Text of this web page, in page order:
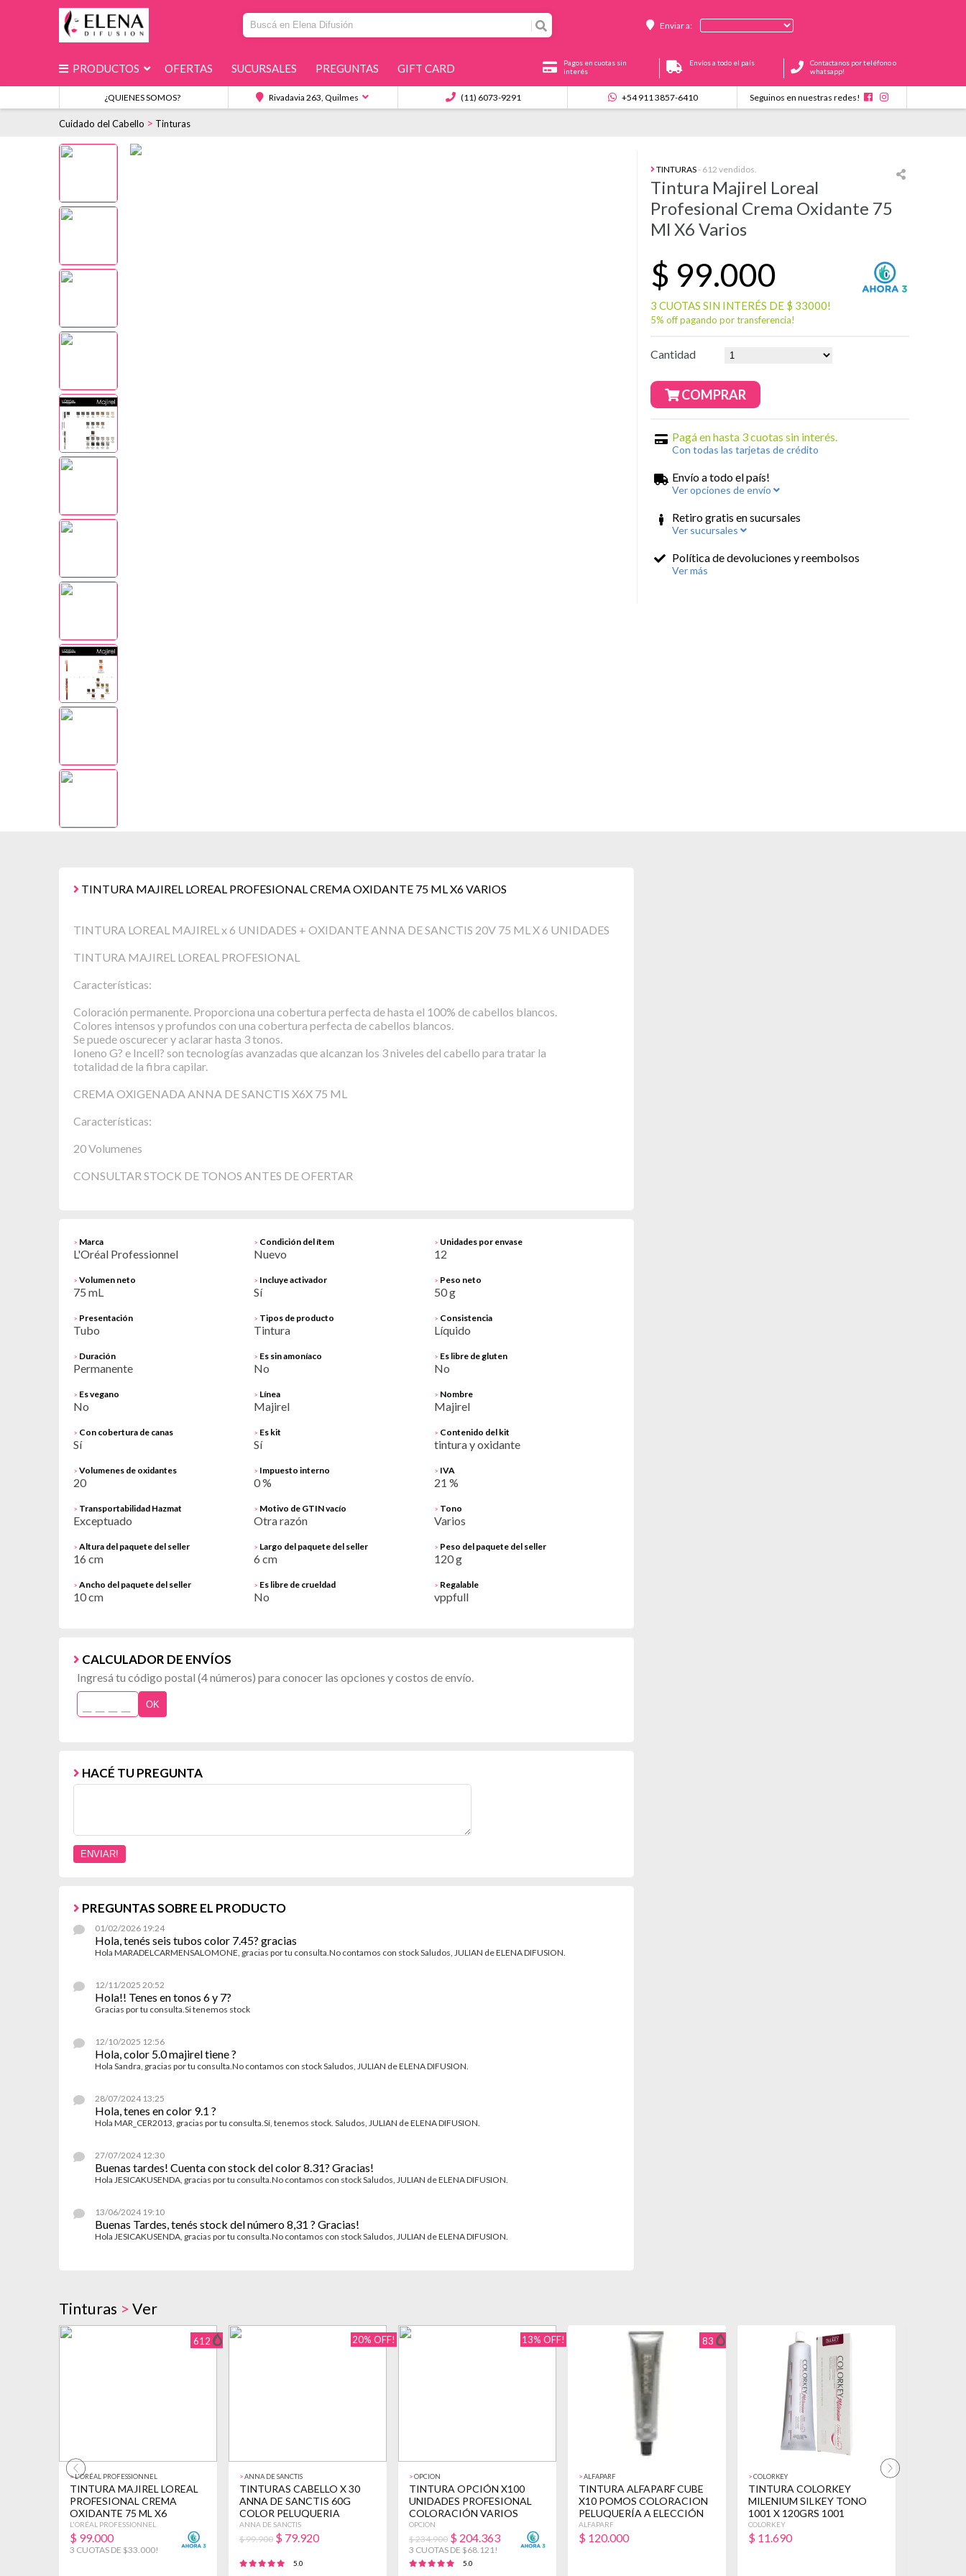
Enviar a:
PRODUCTOS OFERTAS SUCURSALES PREGUNTAS GIFT CARD
Pagos en cuotas sin
interés
Envíos a todo el país
Contactanos por teléfono o
whatsapp!
¿QUIENES SOMOS? Rivadavia 263, Quilmes (11) 6073-9291 +54 911 3857-6410 Seguinos en nuestras redes!
Cuidado del Cabello > Tinturas
TINTURAS- 612 vendidos.
Tintura Majirel Loreal
Profesional Crema Oxidante 75
Ml X6 Varios
$ 99.000
3 CUOTAS SIN INTERÉS DE $ 33000!
5% off pagando por transferencia!
Cantidad
COMPRAR
Pagá en hasta 3 cuotas sin interés.
Con todas las tarjetas de crédito
Envío a todo el país!
Ver opciones de envío
Retiro gratis en sucursales
Ver sucursales
Política de devoluciones y reembolsos
Ver más
TINTURA MAJIREL LOREAL PROFESIONAL CREMA OXIDANTE 75 ML X6 VARIOS
TINTURA LOREAL MAJIREL x 6 UNIDADES + OXIDANTE ANNA DE SANCTIS 20V 75 ML X 6 UNIDADES
TINTURA MAJIREL LOREAL PROFESIONAL
Características:
Coloración permanente. Proporciona una cobertura perfecta de hasta el 100% de cabellos blancos.
Colores intensos y profundos con una cobertura perfecta de cabellos blancos.
Se puede oscurecer y aclarar hasta 3 tonos.
Ioneno G? e Incell? son tecnologías avanzadas que alcanzan los 3 niveles del cabello para tratar la
totalidad de la fibra capilar.
CREMA OXIGENADA ANNA DE SANCTIS X6X 75 ML
Características:
20 Volumenes
CONSULTAR STOCK DE TONOS ANTES DE OFERTAR
> Marca
L'Oréal Professionnel
> Condición del ítem
Nuevo
> Unidades por envase
12
> Volumen neto
75 mL
> Incluye activador
Sí
> Peso neto
50 g
> Presentación
Tubo
> Tipos de producto
Tintura
> Consistencia
Líquido
> Duración
Permanente
> Es sin amoníaco
No
> Es libre de gluten
No
> Es vegano
No
> Línea
Majirel
> Nombre
Majirel
> Con cobertura de canas
Sí
> Es kit
Sí
> Contenido del kit
tintura y oxidante
> Volumenes de oxidantes
20
> Impuesto interno
0 %
> IVA
21 %
> Transportabilidad Hazmat
Exceptuado
> Motivo de GTIN vacío
Otra razón
> Tono
Varios
> Altura del paquete del seller
16 cm
> Largo del paquete del seller
6 cm
> Peso del paquete del seller
120 g
> Ancho del paquete del seller
10 cm
> Es libre de crueldad
No
> Regalable
vppfull
CALCULADOR DE ENVÍOS
Ingresá tu código postal (4 números) para conocer las opciones y costos de envío.
OK
HACÉ TU PREGUNTA
PREGUNTAS SOBRE EL PRODUCTO
01/02/2026 19:24
Hola, tenés seis tubos color 7.45? gracias
Hola MARADELCARMENSALOMONE, gracias por tu consulta.No contamos con stock Saludos, JULIAN de ELENA DIFUSION.
12/11/2025 20:52
Hola!! Tenes en tonos 6 y 7?
Gracias por tu consulta.Si tenemos stock
12/10/2025 12:56
Hola, color 5.0 majirel tiene ?
Hola Sandra, gracias por tu consulta.No contamos con stock Saludos, JULIAN de ELENA DIFUSION.
28/07/2024 13:25
Hola, tenes en color 9.1 ?
Hola MAR_CER2013, gracias por tu consulta.Sí, tenemos stock. Saludos, JULIAN de ELENA DIFUSION.
27/07/2024 12:30
Buenas tardes! Cuenta con stock del color 8.31? Gracias!
Hola JESICAKUSENDA, gracias por tu consulta.No contamos con stock Saludos, JULIAN de ELENA DIFUSION.
13/06/2024 19:10
Buenas Tardes, tenés stock del número 8,31 ? Gracias!
Hola JESICAKUSENDA, gracias por tu consulta.No contamos con stock Saludos, JULIAN de ELENA DIFUSION.
Tinturas >Ver
612
>L'ORÉAL PROFESSIONNEL
TINTURA MAJIREL LOREAL
PROFESIONAL CREMA
OXIDANTE 75 ML X6
VARIOS
L'ORÉAL PROFESSIONNEL
$ 99.000
3 CUOTAS DE $33.000!
20% OFF!
>ANNA DE SANCTIS
TINTURAS CABELLO X 30
ANNA DE SANCTIS 60G
COLOR PELUQUERIA
VARIOS
ANNA DE SANCTIS
$ 99.900 $ 79.920
5.0
13% OFF!
>OPCION
TINTURA OPCIÓN X100
UNIDADES PROFESIONAL
COLORACIÓN VARIOS
OPCION
$ 234.900 $ 204.363
3 CUOTAS DE $68.121!
5.0
83
>ALFAPARF
TINTURA ALFAPARF CUBE
X10 POMOS COLORACION
PELUQUERÍA A ELECCIÓN
ALFAPARF
$ 120.000
>COLORKEY
TINTURA COLORKEY
MILENIUM SILKEY TONO
1001 X 120GRS 1001
PLATINO EXTRA
ACLARANTE
COLORKEY
$ 11.690